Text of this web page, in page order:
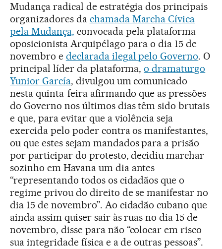
Mudança radical de estratégia dos principais
organizadores da chamada Marcha Cívica
pela Mudança, convocada pela plataforma
oposicionista Arquipélago para o dia 15 de
novembro e declarada ilegal pelo Governo. O
principal líder da plataforma,o dramaturgo
Yunior García, divulgou um comunicado
nesta quinta-feira afirmando que as pressões
do Governo nos últimos dias têm sido brutais
e que, para evitar que a violência seja
exercida pelo poder contra os manifestantes,
ou que estes sejam mandados para a prisão
por participar do protesto, decidiu marchar
sozinho em Havana um dia antes
“representando todos os cidadãos que o
regime privou do direito de se manifestar no
dia 15 de novembro”. Ao cidadão cubano que
ainda assim quiser sair às ruas no dia 15 de
novembro, disse para não “colocar em risco
sua integridade física e a de outras pessoas”.